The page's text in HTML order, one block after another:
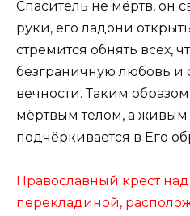
Спаситель не мёртв, он
руки, его ладони
стремится обнять всех,
безграничную любовь и
вечности. Таким
мёртвым телом, а живым
подчёркивается в Его
Православный крест
перекладиной,